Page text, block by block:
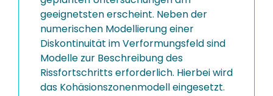
geeignetsten erscheint. Neben der
numerischen Modellierung einer
Diskontinuität im Verformungsfeld sind
Modelle zur Beschreibung des
Rissfortschritts erforderlich. Hierbei wird
das Kohäsionszonenmodell eingesetzt.